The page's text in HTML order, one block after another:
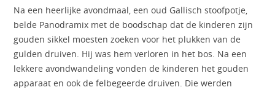
Na een heerlijke avondmaal, een oud Gallisch stoofpotje,
belde Panodramix met de boodschap dat de kinderen zijn
gouden sikkel moesten zoeken voor het plukken van de
gulden druiven. Hij was hem verloren in het bos. Na een
lekkere avondwandeling vonden de kinderen het gouden
apparaat en ook de felbegeerde druiven. Die werden